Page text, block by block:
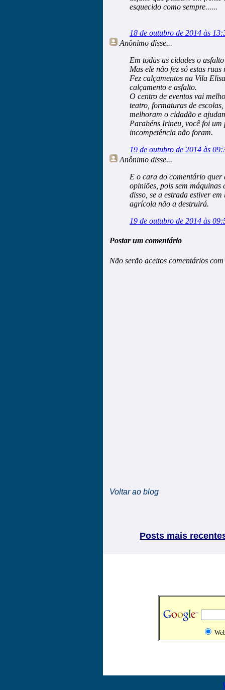
esquecido como sempre......
18 de outubro de 2014 às
Anônimo disse...
Em todas as cidades o
Mas ele não fez só estas
Fez calçamentos na Vila
calçamento e asfalto.
O centro de eventos vai
teatro, formaturas de
melhoram o cidadão e
Parabéns Irineu, você foi um
incompetência não foram.
19 de outubro de 2014 às
Anônimo disse...
E o cara do comentário quer
opiniões, pois sem
disso, se a estrada estiver
agrícola não a destruirá.
19 de outubro de 2014 às
Postar um comentário
Não serão aceitos comentários
Voltar ao blog
Posts mais